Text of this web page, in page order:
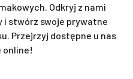
Odkryj z nami
i stwórz swoje prywatne
Przejrzyj dostępne u nas
online!